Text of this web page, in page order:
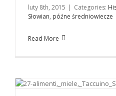
luty 8th, 2015 | Categories:
Słowian, późne średniowiecze
Read More
Miód Pitny – ambrozja